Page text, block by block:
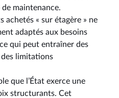
maintenance.
achetés « sur étagère » ne
adaptés aux besoins
qui peut entraîner des
limitations
que l’État exerce une
structurants. Cet